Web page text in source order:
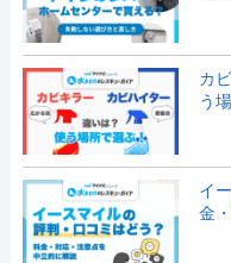
カ
う
イ
金